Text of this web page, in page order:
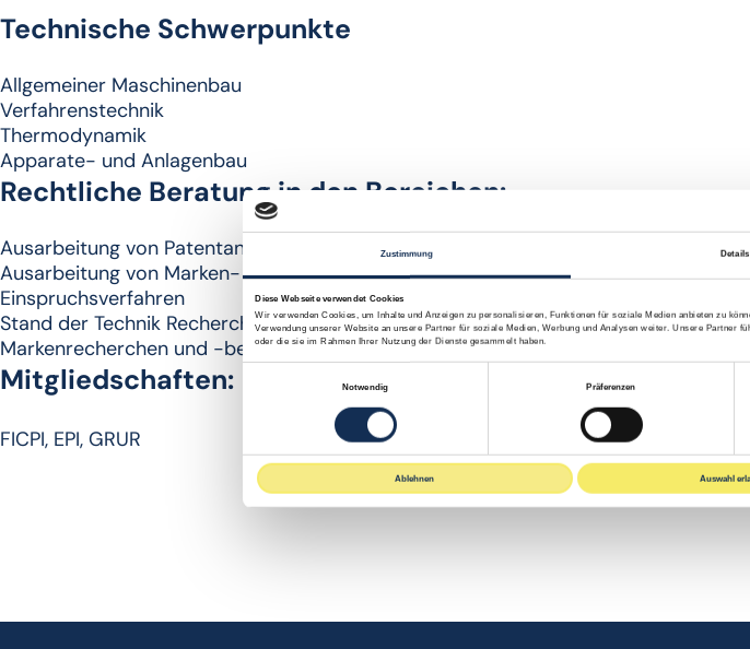
Zustimmung Details
Diese Webseite verwendet Cookies
Wir verwenden Cookies, um Inhalte und Anzeigen zu personalisieren, Funktionen für soziale Medien anbieten zu
Verwendung unserer Website an unsere Partner für soziale Medien, Werbung und Analysen weiter. Unsere
oder die sie im Rahmen Ihrer Nutzung der Dienste gesammelt haben.
l
Notwendig Präferenzen
Ablehnen Auswahl
Technische Schwerpunkte
Allgemeiner Maschinenbau
Verfahrenstechnik
Thermodynamik
Apparate- und Anlagenbau
Rechtliche Beratung in den Bereichen:
Ausarbeitung von Patentanmeldungen
Ausarbeitung von Marken- und Designanmeldungen
Einspruchsverfahren
Stand der Technik Recherchen
Markenrecherchen und -beratung
Mitgliedschaften:
FICPI, EPI, GRUR